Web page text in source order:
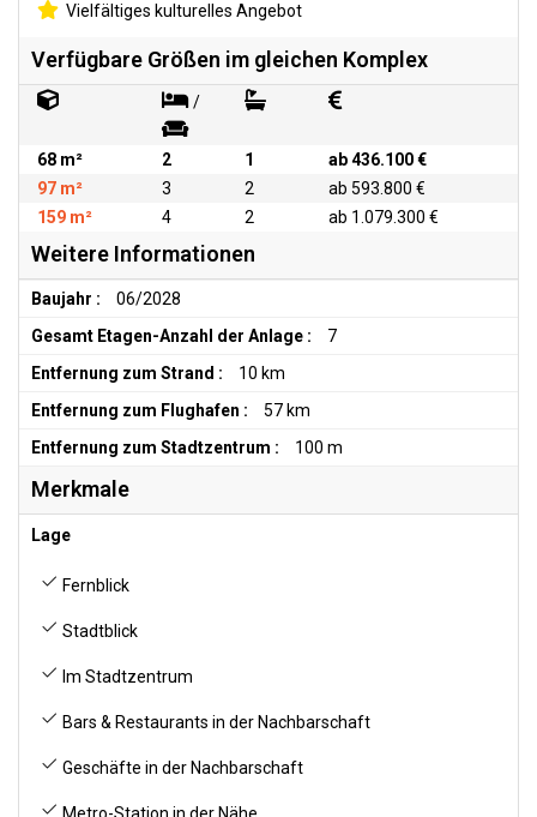
Vielfältiges kulturelles Angebot
Verfügbare Größen im gleichen Komplex
/
68 m² 2 1
ab 436.100 €
97 m²
3 2
ab 593.800 €
159 m²
4 2 ab 1.079.300 €
Weitere Informationen
Baujahr :
06/2028
Gesamt Etagen-Anzahl der Anlage :
7
Entfernung zum Strand :
10 km
Entfernung zum Flughafen :
57 km
Entfernung zum Stadtzentrum :
100 m
Merkmale
Lage
Fernblick
Stadtblick
Im Stadtzentrum
Bars & Restaurants in der Nachbarschaft
Geschäfte in der Nachbarschaft